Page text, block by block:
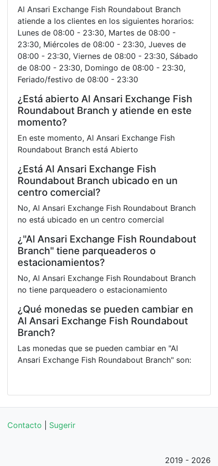
Al Ansari Exchange Fish Roundabout Branch
atiende a los clientes en los siguientes horarios:
Lunes de 08:00 - 23:30, Martes de 08:00 -
23:30, Miércoles de 08:00 - 23:30, Jueves de
08:00 - 23:30, Viernes de 08:00 - 23:30, Sábado
de 08:00 - 23:30, Domingo de 08:00 - 23:30,
Feriado/festivo de 08:00 - 23:30
¿Está abierto Al Ansari Exchange Fish
Roundabout Branch y atiende en este
momento?
En este momento, Al Ansari Exchange Fish
Roundabout Branch está Abierto
¿Está Al Ansari Exchange Fish
Roundabout Branch ubicado en un
centro comercial?
No, Al Ansari Exchange Fish Roundabout Branch
no está ubicado en un centro comercial
¿"Al Ansari Exchange Fish Roundabout
Branch" tiene parqueaderos o
estacionamientos?
No, Al Ansari Exchange Fish Roundabout Branch
no tiene parqueadero o estacionamiento
¿Qué monedas se pueden cambiar en
Al Ansari Exchange Fish Roundabout
Branch?
Las monedas que se pueden cambiar en "Al
Ansari Exchange Fish Roundabout Branch" son:
Contacto Sugerir
2019 - 2026